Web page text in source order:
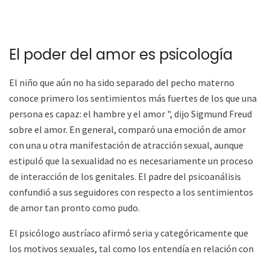
El poder del amor es psicología
El niño que aún no ha sido separado del pecho materno
conoce primero los sentimientos más fuertes de los que una
persona es capaz: el hambre y el amor ", dijo Sigmund Freud
sobre el amor. En general, comparó una emoción de amor
con una u otra manifestación de atracción sexual, aunque
estipuló que la sexualidad no es necesariamente un proceso
de interacción de los genitales. El padre del psicoanálisis
confundió a sus seguidores con respecto a los sentimientos
de amor tan pronto como pudo.
El psicólogo austríaco afirmó seria y categóricamente que
los motivos sexuales, tal como los entendía en relación con